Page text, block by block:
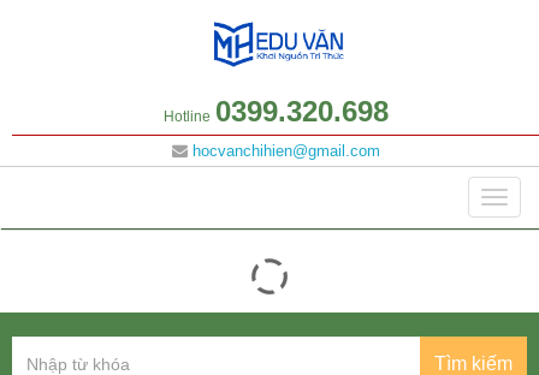
Hotline 0399.320.698
hocvanchihien@gmail.com
Tìm kiếm